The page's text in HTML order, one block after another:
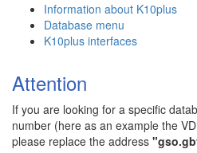
Information about K10plus
Database menu
K10plus interfaces
Attention
If you are looking for a specific
number (here as an example the
please replace the address